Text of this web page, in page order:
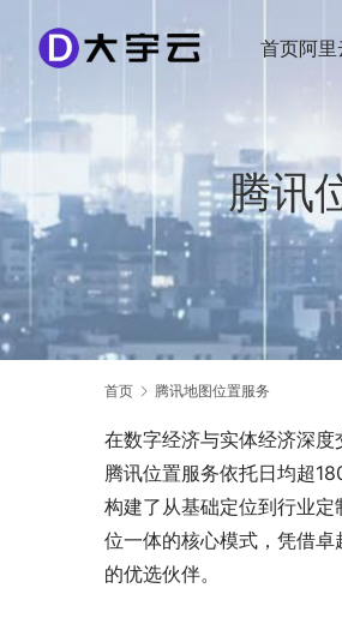
首页阿里
腾讯
首页 腾讯地图位置服务
在数字经济与实体经济深度
腾讯位置服务依托日均超
构建了从基础定位到行业
位一体的核心模式，凭借
的优选伙伴。